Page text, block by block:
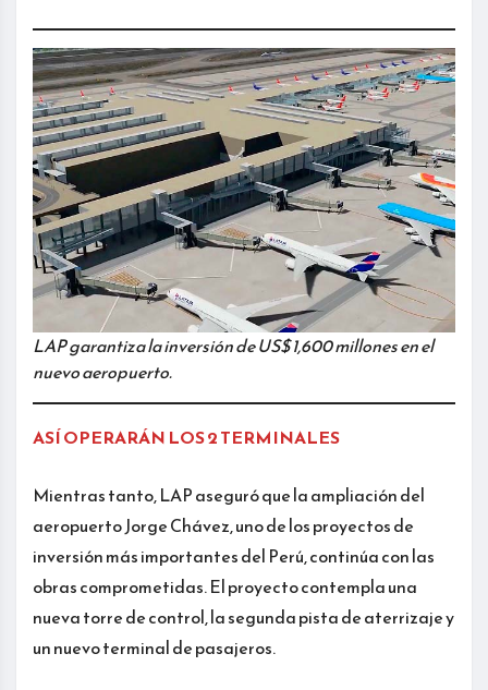
LAP garantiza la inversión de US$ 1,600 millones en el
nuevo aeropuerto.
ASÍ OPERARÁN LOS 2 TERMINALES
Mientras tanto, LAP aseguró que la ampliación del
aeropuerto Jorge Chávez, uno de los proyectos de
inversión más importantes del Perú, continúa con las
obras comprometidas. El proyecto contempla una
nueva torre de control, la segunda pista de aterrizaje y
un nuevo terminal de pasajeros.